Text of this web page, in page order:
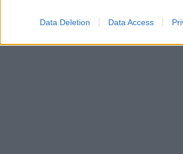
Data Deletion Data Access